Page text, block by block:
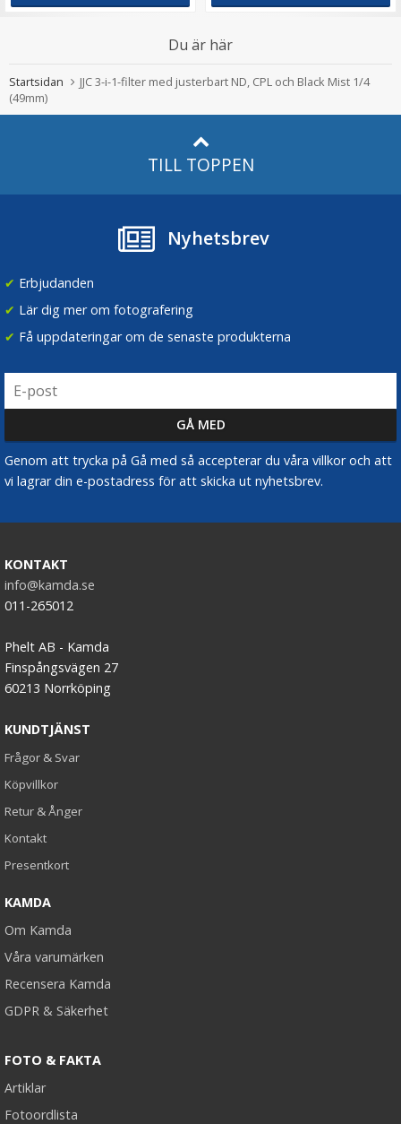
Du är här
Startsidan
JJC 3-i-1-filter med justerbart ND, CPL och Black Mist 1/4
(49mm)
TILL TOPPEN
Nyhetsbrev
✔ Erbjudanden
✔ Lär dig mer om fotografering
✔ Få uppdateringar om de senaste produkterna
Genom att trycka på Gå med så accepterar du våra villkor och att
vi lagrar din e-postadress för att skicka ut nyhetsbrev.
KONTAKT
info@kamda.se
011-265012
Phelt AB - Kamda
Finspångsvägen 27
60213 Norrköping
KUNDTJÄNST
Frågor & Svar
Köpvillkor
Retur & Ånger
Kontakt
Presentkort
KAMDA
Om Kamda
Våra varumärken
Recensera Kamda
GDPR & Säkerhet
FOTO & FAKTA
Artiklar
Fotoordlista